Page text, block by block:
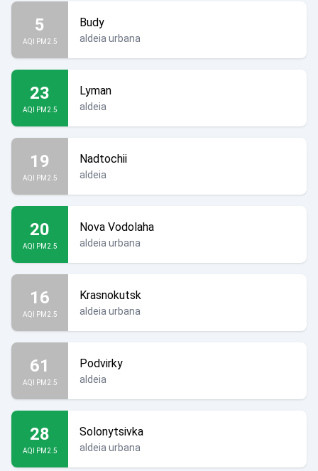
5
AQI PM2.5
Budy
aldeia urbana
23
AQI PM2.5
Lyman
aldeia
19
AQI PM2.5
Nadtochii
aldeia
20
AQI PM2.5
Nova Vodolaha
aldeia urbana
16
AQI PM2.5
Krasnokutsk
aldeia urbana
61
AQI PM2.5
Podvirky
aldeia
28
AQI PM2.5
Solonytsivka
aldeia urbana